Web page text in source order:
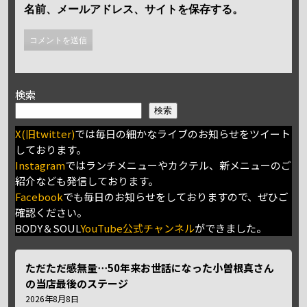
名前、メールアドレス、サイトを保存する。
検索
検索
X(旧twitter)では毎日の細かなライブのお知らせをツイート
しております。
Instagramではランチメニューやカクテル、新メニューのご
紹介なども発信しております。
Facebookでも毎日のお知らせをしておりますので、ぜひご
確認ください。
BODY＆SOULYouTube公式チャンネルができました。
ただただ感無量⋯50年来お世話になった小曽根真さん
の当店最後のステージ
2026年8月8日